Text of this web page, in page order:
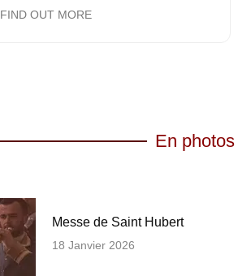
FIND OUT MORE
En photos
Messe de Saint Hubert
18 Janvier 2026